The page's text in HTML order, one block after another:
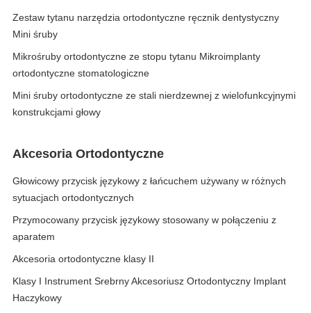
Zestaw tytanu narzędzia ortodontyczne ręcznik dentystyczny
Mini śruby
Mikrośruby ortodontyczne ze stopu tytanu Mikroimplanty
ortodontyczne stomatologiczne
Mini śruby ortodontyczne ze stali nierdzewnej z wielofunkcyjnymi
konstrukcjami głowy
Akcesoria Ortodontyczne
Głowicowy przycisk językowy z łańcuchem używany w różnych
sytuacjach ortodontycznych
Przymocowany przycisk językowy stosowany w połączeniu z
aparatem
Akcesoria ortodontyczne klasy II
Klasy I Instrument Srebrny Akcesoriusz Ortodontyczny Implant
Haczykowy